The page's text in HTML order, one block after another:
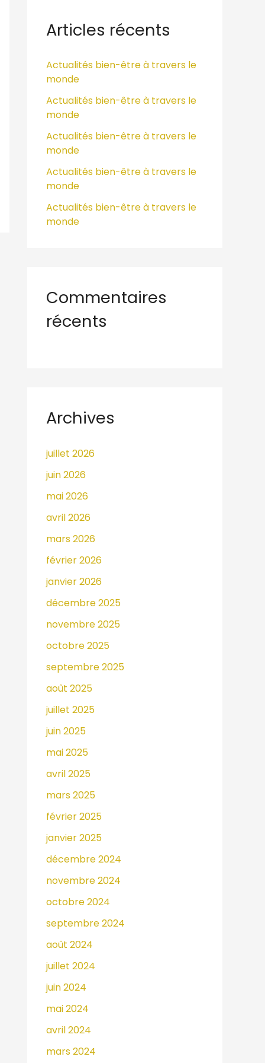
e
c
h
e
r
:
Articles récents
Actualités bien-être à travers le
monde
Actualités bien-être à travers le
monde
Actualités bien-être à travers le
monde
Actualités bien-être à travers le
monde
Actualités bien-être à travers le
monde
Commentaires
récents
Archives
juillet 2026
juin 2026
mai 2026
avril 2026
mars 2026
février 2026
janvier 2026
décembre 2025
novembre 2025
octobre 2025
septembre 2025
août 2025
juillet 2025
juin 2025
mai 2025
avril 2025
mars 2025
février 2025
janvier 2025
décembre 2024
novembre 2024
octobre 2024
septembre 2024
août 2024
juillet 2024
juin 2024
mai 2024
avril 2024
mars 2024